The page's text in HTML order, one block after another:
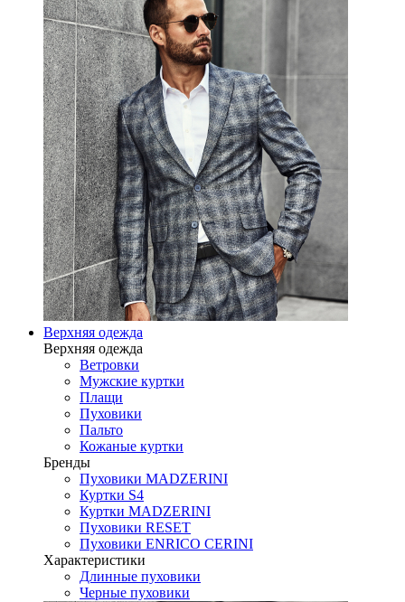
Верхняя одежда
Верхняя одежда
Ветровки
Мужские куртки
Плащи
Пуховики
Пальто
Кожаные куртки
Бренды
Пуховики MADZERINI
Куртки S4
Куртки MADZERINI
Пуховики RESET
Пуховики ENRICO CERINI
Характеристики
Длинные пуховики
Черные пуховики